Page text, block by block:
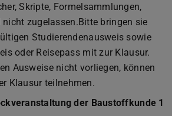
Skripte, Formelsammlungen,
zugelassen.Bitte bringen sie
Studierendenausweis sowie
oder Reisepass mit zur Klausur.
Ausweise nicht vorliegen, können
Klausur teilnehmen.
der Baustoffkunde 1